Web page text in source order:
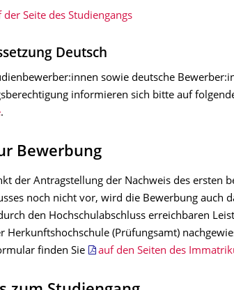
der Seite des Studiengangs
Deutsch
sowie deutsche
informieren sich bitte auf
.
Bewerbung
der Antragstellung der Nachweis des ersten
noch nicht vor, wird die Bewerbung auch
den Hochschulabschluss erreichbaren
Herkunftshochschule (Prüfungsamt)
finden Sie
auf den Seiten des